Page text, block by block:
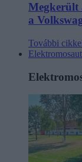
Megkerült
a
További